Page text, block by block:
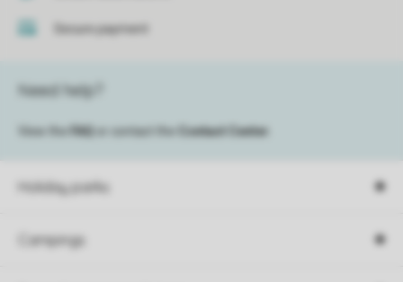
Secure payment
Holiday parks
Campings
Need help?
View the FAQ or contact the Contact Center